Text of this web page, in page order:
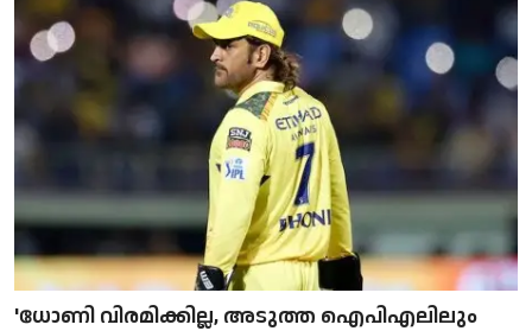
'ധോണി വിരമിക്കില്ല, അടുത്ത ഐപിഎലിലും